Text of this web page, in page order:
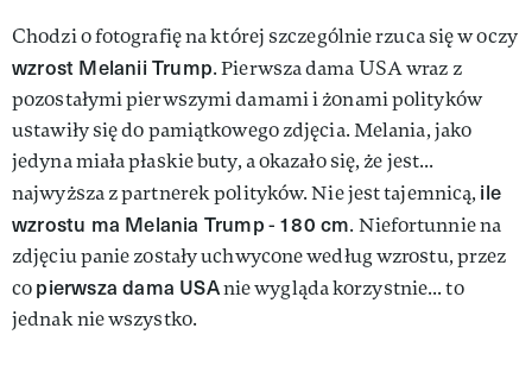
Chodzi o fotografię na której szczególnie rzuca się w oczy
wzrost Melanii Trump. Pierwsza dama USA wraz z
pozostałymi pierwszymi damami i żonami polityków
ustawiły się do pamiątkowego zdjęcia. Melania, jako
jedyna miała płaskie buty, a okazało się, że jest...
najwyższa z partnerek polityków. Nie jest tajemnicą, ile
wzrostu ma Melania Trump- 180 cm. Niefortunnie na
zdjęciu panie zostały uchwycone według wzrostu, przez
copierwsza dama USAnie wygląda korzystnie... to
jednak nie wszystko.